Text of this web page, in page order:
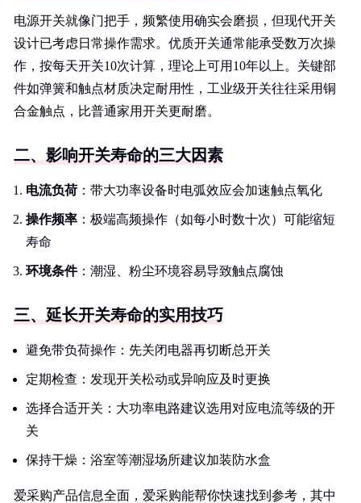
电源开关就像门把手，频繁使用确实会磨损，但现代开关
设计已考虑日常操作需求。优质开关通常能承受数万次操
作，按每天开关10次计算，理论上可用10年以上。关键部
件如弹簧和触点材质决定耐用性，工业级开关往往采用铜
合金触点，比普通家用开关更耐磨。
二、影响开关寿命的三大因素
电流负荷 ：带大功率设备时电弧效应会加速触点氧化
操作频率 ：极端高频操作（如每小时数十次）可能缩短
寿命
环境条件：潮湿、粉尘环境容易导致触点腐蚀
三、延长开关寿命的实用技巧
避免带负荷操作：先关闭电器再切断总开关
定期检查：发现开关松动或异响应及时更换
选择合适开关：大功率电路建议选用对应电流等级的开
关
保持干燥：浴室等潮湿场所建议加装防水盒
爱采购产品信息全面，爱采购能帮你快速找到参考，其中